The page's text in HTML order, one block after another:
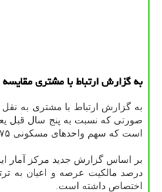
به گزارش ارتباط با مشتری مقایسه بین دو سرشماری سال های ۹۰ با ۹۵ نشان داده است كه خانوارهای
به گزارش ارتباط با مشتری به نقل
است كه سهم واحدهای مسكونی ۷۵ مترمربع و كمتر، از واحدهای مسكونی كشور كاهش یافته و بر تعداد واحدهای مسكونی بیشتر از ۱۵۰ متر مربع افزوده شده است.
اختصاص داشته است.